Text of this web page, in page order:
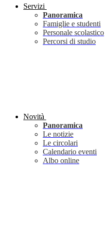
Servizi
Panoramica
Famiglie e studenti
Personale scolastico
Percorsi di studio
Novità
Panoramica
Le notizie
Le circolari
Calendario eventi
Albo online